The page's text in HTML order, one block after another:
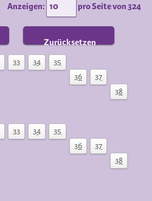
Anzeigen: pro Seite von324
Zurücksetzen
33 34
35
36
37
38
33 34
35
36
37
38